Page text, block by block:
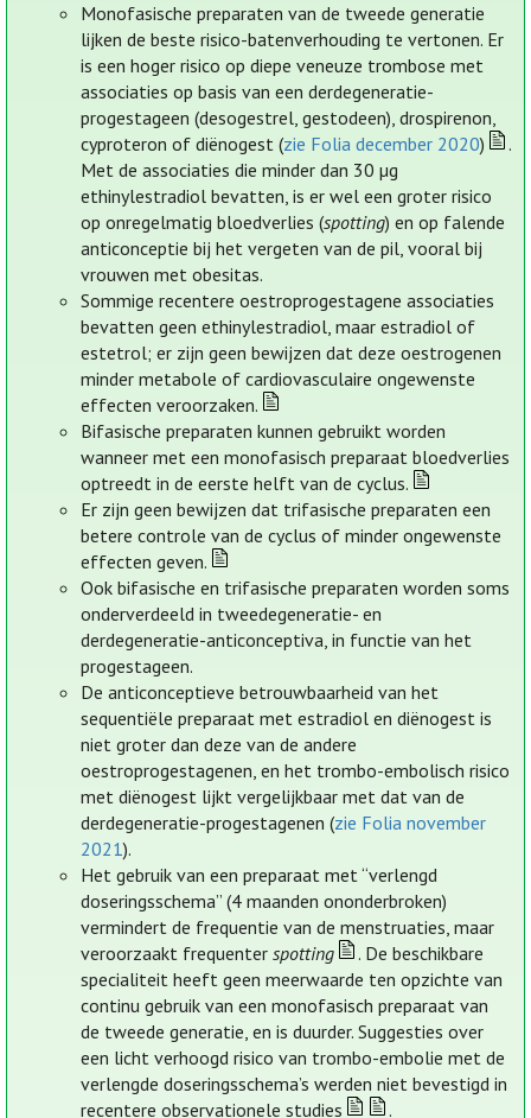
Monofasische preparaten van de tweede generatie
lijken de beste risico-batenverhouding te vertonen. Er
is een hoger risico op diepe veneuze trombose met
associaties op basis van een derdegeneratie-
progestageen (desogestrel, gestodeen), drospirenon,
cyproteron of diënogest (zie Folia december 2020)
.
Met de associaties die minder dan 30 µg
ethinylestradiol bevatten, is er wel een groter risico
op onregelmatig bloedverlies (spotting) en op falende
anticonceptie bij het vergeten van de pil, vooral bij
vrouwen met obesitas.
Sommige recentere oestroprogestagene associaties
bevatten geen ethinylestradiol, maar estradiol of
estetrol; er zijn geen bewijzen dat deze oestrogenen
minder metabole of cardiovasculaire ongewenste
effecten veroorzaken.
Bifasische preparaten kunnen gebruikt worden
wanneer met een monofasisch preparaat bloedverlies
optreedt in de eerste helft van de cyclus.
Er zijn geen bewijzen dat trifasische preparaten een
betere controle van de cyclus of minder ongewenste
effecten geven.
Ook bifasische en trifasische preparaten worden soms
onderverdeeld in tweedegeneratie- en
derdegeneratie-anticonceptiva, in functie van het
progestageen.
De anticonceptieve betrouwbaarheid van het
sequentiële preparaat met estradiol en diënogest is
niet groter dan deze van de andere
oestroprogestagenen, en het trombo-embolisch risico
met diënogest lijkt vergelijkbaar met dat van de
derdegeneratie-progestagenen (zie Folia november
2021).
Het gebruik van een preparaat met “verlengd
doseringsschema” (4 maanden ononderbroken)
vermindert de frequentie van de menstruaties, maar
veroorzaakt frequenterspotting
. De beschikbare
specialiteit heeft geen meerwaarde ten opzichte van
continu gebruik van een monofasisch preparaat van
de tweede generatie, en is duurder. Suggesties over
een licht verhoogd risico van trombo-embolie met de
verlengde doseringsschema’s werden niet bevestigd in
recentere observationele studies
.